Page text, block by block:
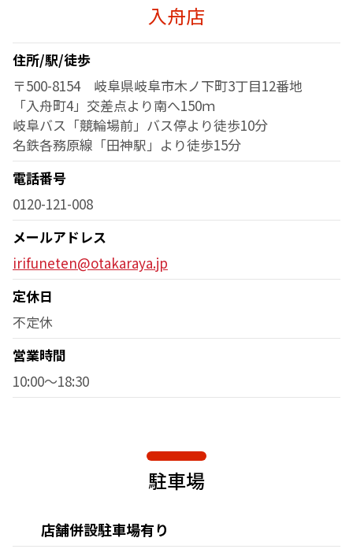
入舟店
住所/駅/徒歩
〒500-8154 岐阜県岐阜市木ノ下町3丁目12番地
「入舟町4」交差点より南へ150ｍ
岐阜バス「競輪場前」バス停より徒歩10分
名鉄各務原線「田神駅」より徒歩15分
電話番号
0120-121-008
メールアドレス
irifuneten@otakaraya.jp
定休日
不定休
営業時間
10:00～18:30
駐車場
店舗併設駐車場有り